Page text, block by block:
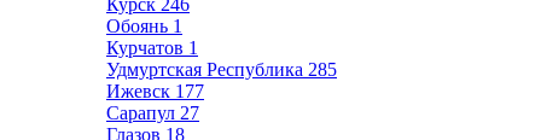
Курск 246
Обоянь 1
Курчатов 1
Удмуртская Республика 285
Ижевск 177
Сарапул 27
Глазов 18